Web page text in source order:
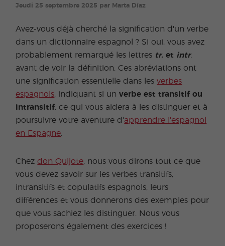
Jeudi 25 septembre 2025 par Marta Díaz
Avez-vous déjà cherché la signification d'un verbe
dans un dictionnaire espagnol ? Si oui, vous avez
probablement remarqué les lettres tr. et intr.
avant de voir la définition. Ces abréviations ont
une signification essentielle dans lesverbes
espagnols, indiquant si unverbe est transitif ou
intransitif, ce qui vous aidera à les distinguer et à
poursuivre votre aventure d'apprendre l'espagnol
en Espagne
Chezdon Quijote, nous vous dirons tout ce que
vous devez savoir sur les verbes transitifs,
intransitifs et copulatifs espagnols, leurs
différences et vous donnerons des exemples pour
que vous sachiez les distinguer. Nous vous
proposerons également des exercices !